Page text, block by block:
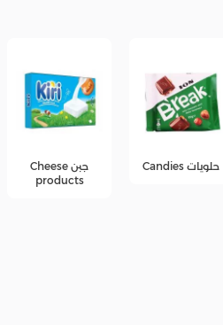
جبن Cheese
زيوت Oil products